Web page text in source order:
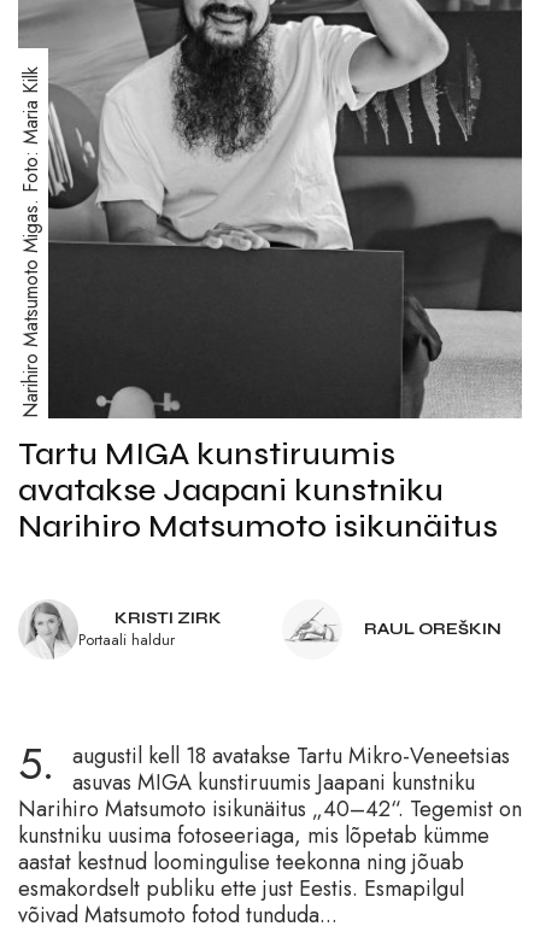
Narihiro Matsumoto Migas. Foto: Maria Kilk
Tartu MIGA kunstiruumis
avatakse Jaapani kunstniku
Narihiro Matsumoto isikunäitus
KRISTI ZIRK
Portaali haldur RAUL OREŠKIN
5.
augustil kell 18 avatakse Tartu Mikro-Veneetsias
asuvas MIGA kunstiruumis Jaapani kunstniku
Narihiro Matsumoto isikunäitus „40–42“. Tegemist on
kunstniku uusima fotoseeriaga, mis lõpetab kümme
aastat kestnud loomingulise teekonna ning jõuab
esmakordselt publiku ette just Eestis. Esmapilgul
võivad Matsumoto fotod tunduda...